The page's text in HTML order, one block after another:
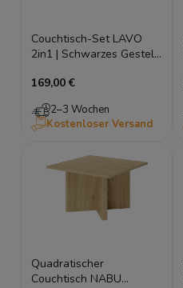
Couchtisch-Set LAVO
2in1 | Schwarzes Gestell
169,00 €
2–3 Wochen
Kostenloser Versand
Quadratischer
Couchtisch NABU